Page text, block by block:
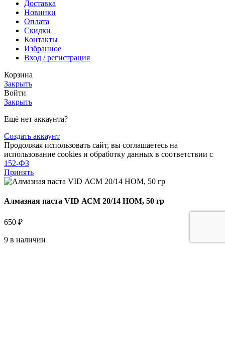
Доставка
Новинки
Оплата
Скидки
Контакты
Избранное
Вход / регистрация
Корзина
Закрыть
Войти
Закрыть
Ещё нет аккаунта?
Создать аккаунт
Продолжая использовать сайт, вы соглашаетесь на
использование cookies и обработку данных в соответствии с
152-ФЗ
Принять
Алмазная паста VID АСМ 20/14 НОМ, 50 гр
650 ₽
9 в наличии